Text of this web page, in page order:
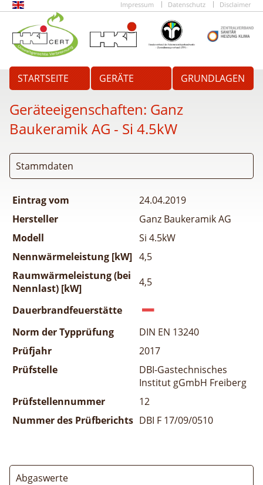
Impressum Datenschutz Disclaimer
STARTSEITE GERÄTE GRUNDLAGEN
Geräteeigenschaften: Ganz
Baukeramik AG - Si 4.5kW
Stammdaten
Eintrag vom
24.04.2019
Hersteller
Ganz Baukeramik AG
Modell
Si 4.5kW
Nennwärmeleistung [kW] 4,5
Raumwärmeleistung (bei
Nennlast) [kW]
4,5
Dauerbrandfeuerstätte
Norm der Typprüfung
DIN EN 13240
Prüfjahr
2017
Prüfstelle
DBI-Gastechnisches
Institut gGmbH Freiberg
Prüfstellennummer
12
Nummer des Prüfberichts DBI F 17/09/0510
Abgaswerte